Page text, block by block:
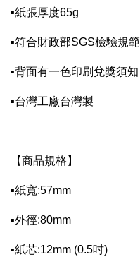
▪紙張厚度65g
▪符合財政部SGS檢驗規範
▪背面有一色印刷兌獎須知
▪台灣工廠台灣製
【商品規格】
▪紙寬:57mm
▪外徑:80mm
▪紙芯:12mm (0.5吋)